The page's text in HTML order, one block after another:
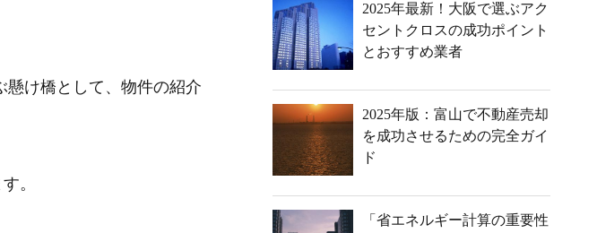
懸け橋として、物件の紹介
。
2025年最新！大阪で選ぶアク
セントクロスの成功ポイント
とおすすめ業者
2025年版：富山で不動産売却
を成功させるための完全ガイ
ド
「省エネルギー計算の重要性